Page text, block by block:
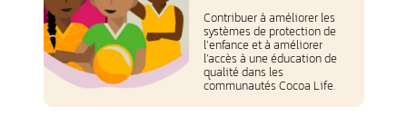
Contribuer à améliorer les
systèmes de protection de
l’enfance et à améliorer
l’accès à une éducation de
qualité dans les
communautés Cocoa Life.